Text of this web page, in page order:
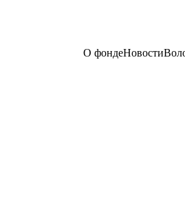
О фондеНовости